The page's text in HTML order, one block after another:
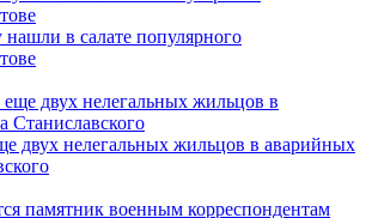
в салате популярного
двух нелегальных жильцов в аварийных